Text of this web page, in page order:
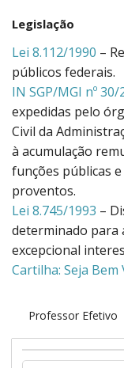
Legislação
Lei 8.112/1990 –
públicos federais.
IN SGP/MGI nº 30/
expedidas pelo
Civil da
à acumulação
funções públicas
proventos.
Lei 8.745/1993 –
determinado para
excepcional
Cartilha: Seja
Professor Efetivo